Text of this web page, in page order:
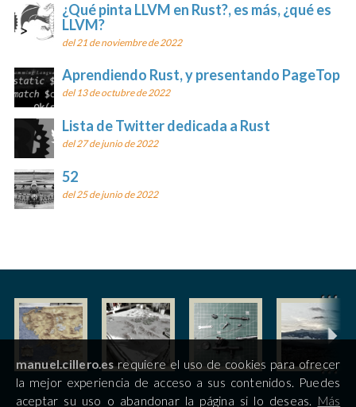
¿Qué pinta LLVM en Rust?, es más, ¿qué es
LLVM?
del 21 de noviembre de 2022
Aprendiendo Rust, y presentando PageTop
del 13 de octubre de 2022
Lista de Twitter dedicada a Rust
del 27 de junio de 2022
52
del 25 de junio de 2022
manuel.cillero.esrequiere el uso de cookies para ofrecer
la mejor experiencia de acceso a sus contenidos. Puedes
aceptar su uso o abandonar la página si lo deseas. Más